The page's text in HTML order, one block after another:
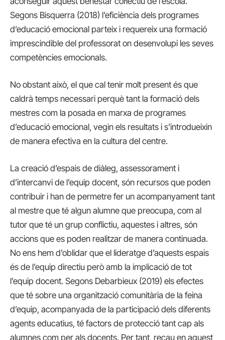
Segons Bisquerra (2018) l’eficiència dels programes
d’educació emocional parteix i requereix una formació
imprescindible del professorat on desenvolupi les seves
competències emocionals.
No obstant això, el que cal tenir molt present és que
caldrà temps necessari perquè tant la formació dels
mestres com la posada en marxa de programes
d’educació emocional, vegin els resultats i s’introdueixin
de manera efectiva en la cultura del centre.
La creació d’espais de diàleg, assessorament i
d’intercanvi de l’equip docent, són recursos que poden
contribuir i han de permetre fer un acompanyament tant
al mestre que té algun alumne que preocupa, com al
tutor que té un grup conflictiu, aquestes i altres, són
accions que es poden realitzar de manera continuada.
No ens hem d’oblidar que el lideratge d’aquests espais
és de l’equip directiu però amb la implicació de tot
l’equip docent. Segons Debarbieux (2019) els efectes
que té sobre una organització comunitària de la feina
d’equip, acompanyada de la participació dels diferents
agents educatius, té factors de protecció tant cap als
alumnes com per als docents. Per tant, recau en aquest